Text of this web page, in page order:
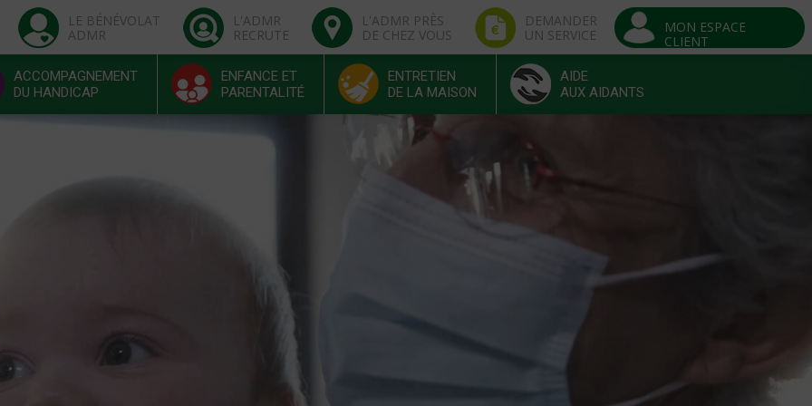
LE BÉNÉVOLAT
ADMR
L'ADMR
RECRUTE
L'ADMR PRÈS
DE CHEZ VOUS
DEMANDER
UN SERVICE
MON ESPACE
CLIENT
ACCOMPAGNEMENT
DU HANDICAP
ENFANCE ET
PARENTALITÉ
ENTRETIEN
DE LA MAISON
AIDE
AUX AIDANTS